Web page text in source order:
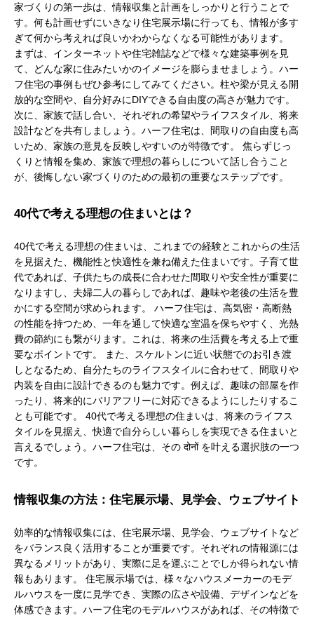
家づくりの第一歩は、情報収集と計画をしっかりと行うことで
す。何も計画せずにいきなり住宅展示場に行っても、情報が多す
ぎて何から考えれば良いかわからなくなる可能性があります。
まずは、インターネットや住宅雑誌などで様々な建築事例を見
て、どんな家に住みたいかのイメージを膨らませましょう。ハー
フ住宅の事例もぜひ参考にしてみてください。柱や梁が見える開
放的な空間や、自分好みにDIYできる自由度の高さが魅力です。
次に、家族で話し合い、それぞれの希望やライフスタイル、将来
設計などを共有しましょう。ハーフ住宅は、間取りの自由度も高
いため、家族の意見を反映しやすいのが特徴です。 焦らずじっ
くりと情報を集め、家族で理想の暮らしについて話し合うこと
が、後悔しない家づくりのための最初の重要なステップです。
40代で考える理想の住まいとは？
40代で考える理想の住まいは、これまでの経験とこれからの生活
を見据えた、機能性と快適性を兼ね備えた住まいです。子育て世
代であれば、子供たちの成長に合わせた間取りや安全性が重要に
なりますし、夫婦二人の暮らしであれば、趣味や老後の生活を豊
かにする空間が求められます。 ハーフ住宅は、高気密・高断熱
の性能を持つため、一年を通して快適な室温を保ちやすく、光熱
費の節約にも繋がります。これは、将来の生活費を考える上で重
要なポイントです。 また、スケルトンに近い状態でのお引き渡
しとなるため、自分たちのライフスタイルに合わせて、間取りや
内装を自由に設計できるのも魅力です。例えば、趣味の部屋を作
ったり、将来的にバリアフリーに対応できるようにしたりするこ
とも可能です。 40代で考える理想の住まいは、将来のライフス
タイルを見据え、快適で自分らしい暮らしを実現できる住まいと
言えるでしょう。ハーフ住宅は、その दोनों を叶える選択肢の一つ
です。
情報収集の方法：住宅展示場、見学会、ウェブサイト
効率的な情報収集には、住宅展示場、見学会、ウェブサイトなど
をバランス良く活用することが重要です。それぞれの情報源には
異なるメリットがあり、実際に足を運ぶことでしか得られない情
報もあります。 住宅展示場では、様々なハウスメーカーのモデ
ルハウスを一度に見学でき、実際の広さや設備、デザインなどを
体感できます。ハーフ住宅のモデルハウスがあれば、その特徴で